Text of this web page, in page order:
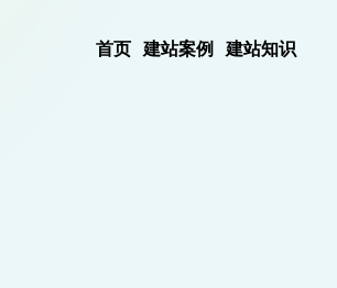
首页 建站案例 建站知识